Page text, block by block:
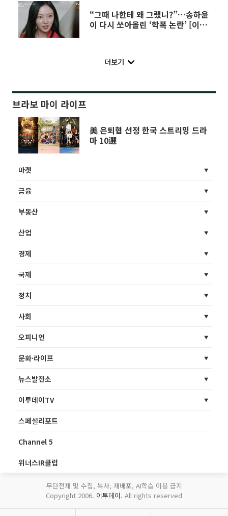
“그때 나한테 왜 그랬니?”…송하윤
이 다시 쏘아올린 ‘학폭 논란’ [이슈
더보기
브라보 마이 라이프
美 은퇴협 선정 한국 스트리밍 드라
마 10選
마켓
금융
부동산
산업
경제
국제
정치
사회
오피니언
문화·라이프
뉴스발전소
이투데이TV
스페셜리포트
Channel 5
위너스IR클럽
무단전재 및 수집, 복사, 재배포, AI학습 이용 금지
Copyright 2006. 이투데이. All rights reserved